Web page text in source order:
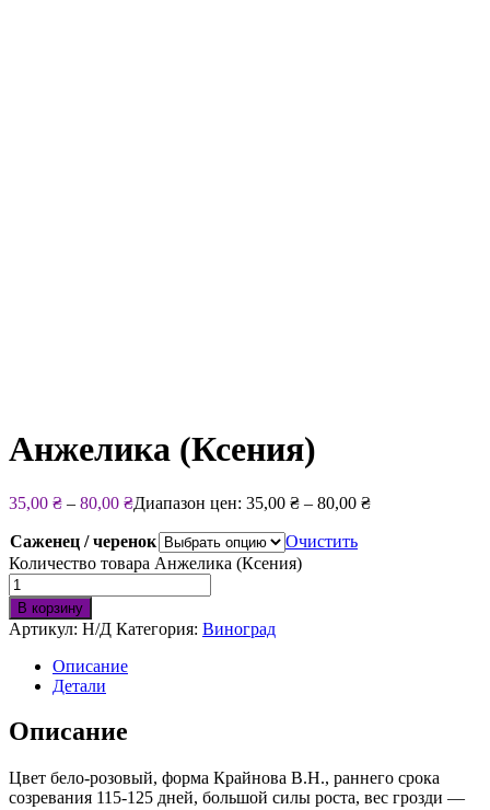
Анжелика (Ксения)
35,00 ₴ – 80,00 ₴Диапазон цен: 35,00 ₴ – 80,00 ₴
Саженец / черенок
Очистить
Количество товара Анжелика (Ксения)
В корзину
Артикул: Н/Д Категория: Виноград
Описание
Детали
Описание
Цвет бело-розовый, форма Крайнова В.Н., раннего срока
созревания 115-125 дней, большой силы роста, вес грозди —